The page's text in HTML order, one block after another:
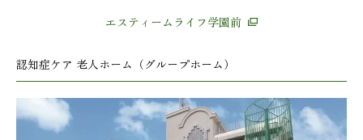
エスティームライフ学園前
認知症ケア 老人ホーム（グループホーム）